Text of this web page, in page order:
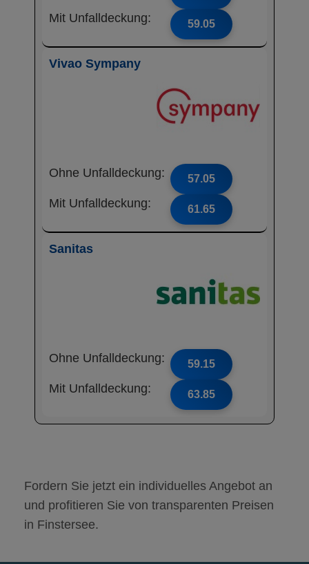
Mit Unfalldeckung: 59.05
Vivao Sympany
Ohne Unfalldeckung: 57.05
Mit Unfalldeckung: 61.65
Sanitas
Ohne Unfalldeckung: 59.15
Mit Unfalldeckung: 63.85
Fordern Sie jetzt ein individuelles Angebot an
und profitieren Sie von transparenten Preisen
in Finstersee.